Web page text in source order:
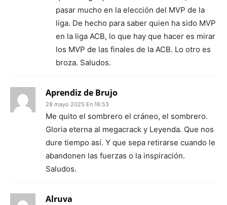
pasar mucho en la elección del MVP de la
liga. De hecho para saber quien ha sido MVP
en la liga ACB, lo que hay que hacer es mirar
los MVP de las finales de la ACB. Lo otro es
broza. Saludos.
Aprendiz de Brujo
28 mayo 2025 En 16:53
Me quito el sombrero el cráneo, el sombrero.
Gloria eterna al megacrack y Leyenda. Que nos
dure tiempo así. Y que sepa retirarse cuando le
abandonen las fuerzas o la inspiración.
Saludos.
Alruva